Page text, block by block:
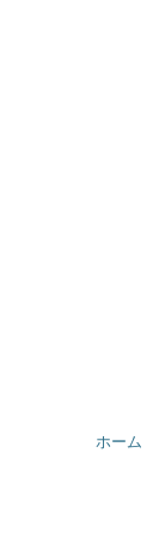
ホーム